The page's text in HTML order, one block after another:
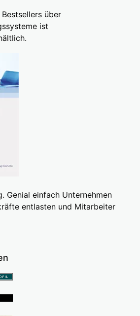
über
ist
Genial einfach Unternehmen
entlasten und Mitarbeiter